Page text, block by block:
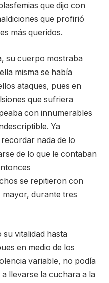
que dijo con
que profirió
más queridos.
su cuerpo mostraba
misma se había
ataques, pues en
que sufriera
con innumerables
Ya
nada de lo
de lo que le contaban
se repitieron con
durante tres
su vitalidad hasta
en medio de los
variable, no podía
llevarse la cuchara a la